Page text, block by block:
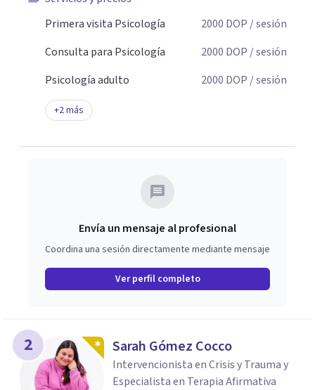
Primera visita Psicología
2000 DOP / sesión
Consulta para Psicología
2000 DOP / sesión
Psicología adulto
2000 DOP / sesión
+2más
Envía un mensaje al profesional
Coordina una sesión directamente mediante mensaje
Ver perfil completo
2 Sarah Gómez Cocco
Intervencionista en Crisis y Trauma y
Especialista en Terapia Afirmativa